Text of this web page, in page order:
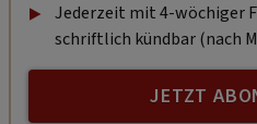
Jederzeit mit 4-wöchiger
schriftlich kündbar (nach
JETZT